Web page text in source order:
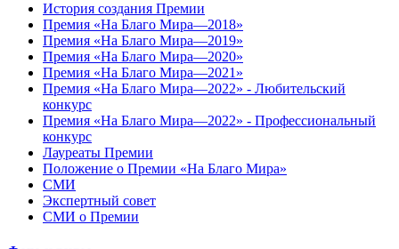
История создания Премии
Премия «На Благо Мира—2018»
Премия «На Благо Мира—2019»
Премия «На Благо Мира—2020»
Премия «На Благо Мира—2021»
Премия «На Благо Мира—2022» - Любительский
конкурс
Премия «На Благо Мира—2022» - Профессиональный
конкурс
Лауреаты Премии
Положение о Премии «На Благо Мира»
СМИ
Экспертный совет
СМИ о Премии